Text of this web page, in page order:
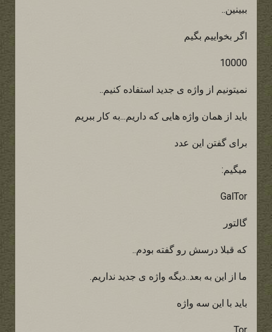
ببینین..
اگر بخواییم بگیم
10000
نمیتونیم از واژه ی جدید استفاده کنیم..
باید از همان واژه هایی که داریم...به کار ببریم
برای گفتن این عدد
میگیم:
GalTor
گالتور
که قبلا درسش رو گفته بودم..
ما از این به بعد..دیگه واژه ی جدید نداریم.
باید با این سه واژه
Tor